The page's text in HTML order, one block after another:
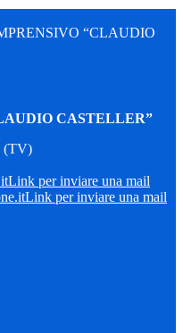
“CLAUDIO
CASTELLER”
(TV)
Link per inviare una mail
Link per inviare una mail